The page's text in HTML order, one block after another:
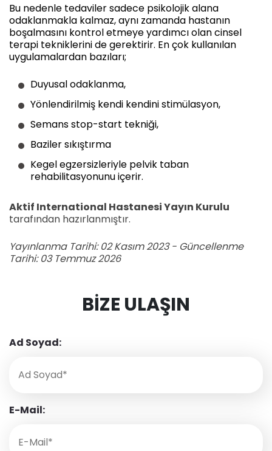
Bu nedenle tedaviler sadece psikolojik alana
odaklanmakla kalmaz, aynı zamanda hastanın
boşalmasını kontrol etmeye yardımcı olan cinsel
terapi tekniklerini de gerektirir. En çok kullanılan
uygulamalardan bazıları;
Duyusal odaklanma,
Yönlendirilmiş kendi kendini stimülasyon,
Semans stop-start tekniği,
Baziler sıkıştırma
Kegel egzersizleriyle pelvik taban
rehabilitasyonunu içerir.
Aktif International Hastanesi Yayın Kurulu
tarafından hazırlanmıştır.
Yayınlanma Tarihi: 02 Kasım 2023 - Güncellenme
Tarihi: 03 Temmuz 2026
BIZE ULAŞIN
Ad Soyad:
E-Mail: